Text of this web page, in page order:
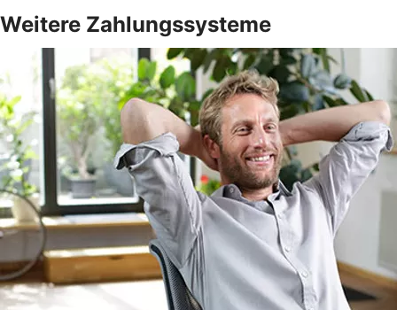
Weitere Zahlungssysteme